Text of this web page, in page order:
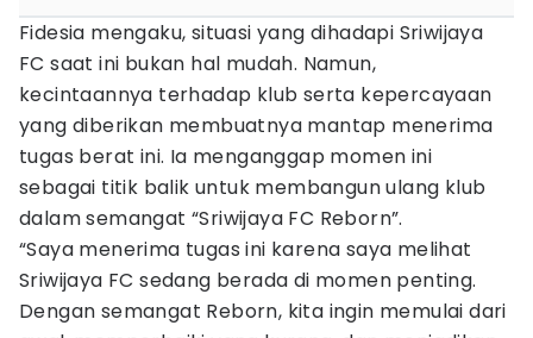
Fidesia mengaku, situasi yang dihadapi Sriwijaya
FC saat ini bukan hal mudah. Namun,
kecintaannya terhadap klub serta kepercayaan
yang diberikan membuatnya mantap menerima
tugas berat ini. Ia menganggap momen ini
sebagai titik balik untuk membangun ulang klub
dalam semangat “Sriwijaya FC Reborn”.
“Saya menerima tugas ini karena saya melihat
Sriwijaya FC sedang berada di momen penting.
Dengan semangat Reborn, kita ingin memulai dari